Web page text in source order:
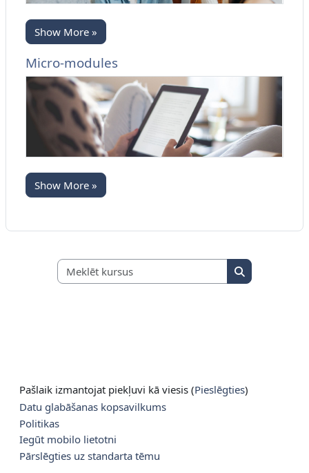
Show More »
Micro-modules
Show More »
Meklēt kursus
Meklēt kursus
Pašlaik izmantojat piekļuvi kā viesis (Pieslēgties)
Datu glabāšanas kopsavilkums
Politikas
Iegūt mobilo lietotni
Pārslēgties uz standarta tēmu